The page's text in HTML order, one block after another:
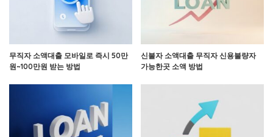
무직자 소액대출 모바일로 즉시 50만
원~100만원 받는 방법
신불자 소액대출 무직자 신용불량자
가능한곳 소액 방법